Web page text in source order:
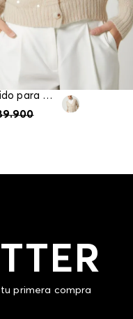
Sobretodo tejido para mujer
.900
tu primera compra